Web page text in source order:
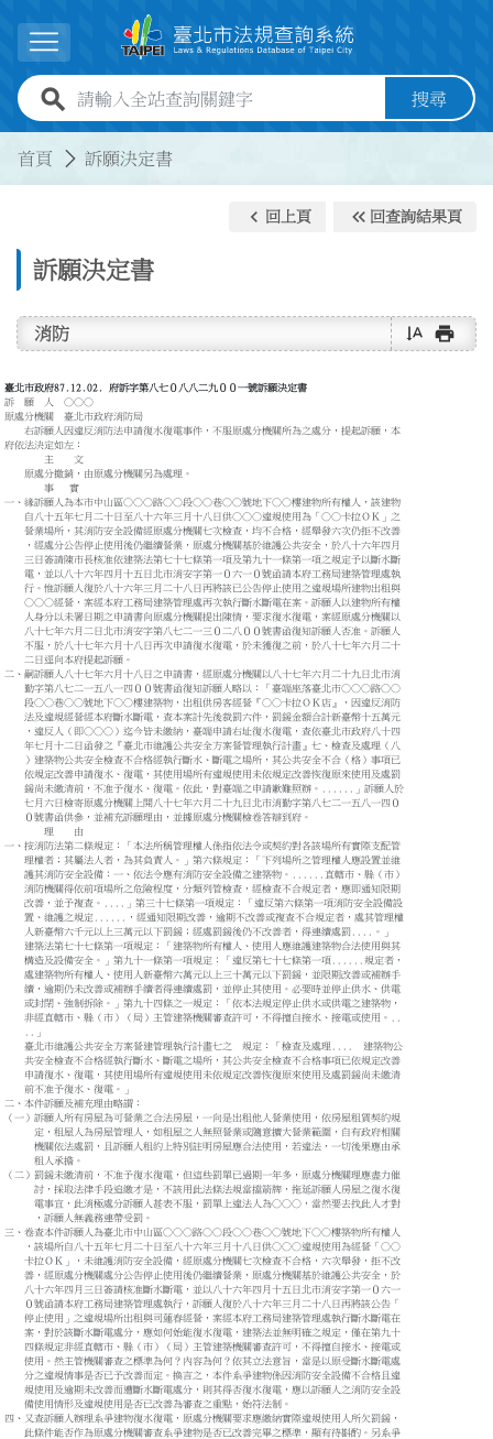
展開選單
全站查詢關鍵字欄位 搜尋
首頁 訴願決定書
訴願決定書
keyboard_arrow_left 回上頁 keyboard_double_arrow_left 回查詢結果頁
消防 text_rotate_vertical print
臺北市政府87.12.02. 府訴字第八七０八八二九００一號訴願決定書
訴 願 人 ○○○
原處分機關 臺北市政府消防局
右訴願人因違反消防法申請復水復電事件，不服原處分機關所為之處分，提起訴願，本
府依法決定如左：
主 文
原處分撤銷，由原處分機關另為處理。
事 實
一、緣訴願人為本市中山區○○○路○○段○○巷○○號地下○○樓建物所有權人，該建物
自八十五年七月二十日至八十六年三月十八日供○○○違規使用為「○○卡拉ＯＫ」之
營業場所，其消防安全設備經原處分機關七次檢查，均不合格，經舉發六次仍拒不改善
，經處分公告停止使用後仍繼續營業，原處分機關基於維護公共安全，於八十六年四月
三日簽請陳市長核准依建築法第七十七條第一項及第九十一條第一項之規定予以斷水斷
電，並以八十六年四月十五日北市消安字第一０六一０號函請本府工務局建築管理處執
行。惟訴願人復於八十六年三月二十八日再將該已公告停止使用之違規場所建物出租與
○○○經營，案經本府工務局建築管理處再次執行斷水斷電在案。訴願人以建物所有權
人身分以未署日期之申請書向原處分機關提出陳情，要求復水復電，案經原處分機關以
八十七年六月二日北市消安字第八七二一三０二八００號書函復知訴願人否准。訴願人
不服，於八十七年六月十八日再次申請復水復電，於未獲復之前，於八十七年六月二十
二日逕向本府提起訴願。
二、嗣訴願人八十七年六月十八日之申請書，經原處分機關以八十七年六月二十九日北市消
勤字第八七二一五八一四００號書函復知訴願人略以：「臺端座落臺北市○○○路○○
段○○巷○○號地下○○樓建築物，出租供房客經營『○○卡拉ＯＫ店』，因違反消防
法及違規經營經本府斷水斷電，查本案計先後裁罰六件，罰鍰金額合計新臺幣十五萬元
，違反人（即○○○）迄今皆未繳納，臺端申請右址復水復電，查依臺北市政府八十四
年七月十二日函發之『臺北市維護公共安全方案營管理執行計畫』七、檢查及處理（八
）建築物公共安全檢查不合格經執行斷水、斷電之場所，其公共安全不合（格）事項已
依規定改善申請復水、復電，其使用場所有違規使用未依規定改善恢復原來使用及處罰
鍰尚未繳清前，不准予復水、復電。依此，對臺端之申請歉難照辦。......」訴願人於
七月六日檢寄原處分機關上開八十七年六月二十九日北市消勤字第八七二一五八一四０
０號書函供參，並補充訴願理由，並據原處分機關檢卷答辯到府。
理 由
一、按消防法第二條規定：「本法所稱管理權人係指依法令或契約對各該場所有實際支配管
理權者；其屬法人者，為其負責人。」第六條規定：「下列場所之管理權人應設置並維
護其消防安全設備：一、依法令應有消防安全設備之建築物。......直轄市、縣（市）
消防機關得依前項場所之危險程度，分類列管檢查，經檢查不合規定者，應即通知限期
改善，並予複查。....」第三十七條第一項規定：「違反第六條第一項消防安全設備設
置、維護之規定......，經通知限期改善，逾期不改善或複查不合規定者，處其管理權
人新臺幣六千元以上三萬元以下罰鍰；經處罰鍰後仍不改善者，得連續處罰....。」
建築法第七十七條第一項規定：「建築物所有權人、使用人應維護建築物合法使用與其
構造及設備安全。」第九十一條第一項規定：「違反第七十七條第一項......規定者，
處建築物所有權人、使用人新臺幣六萬元以上三十萬元以下罰鍰，並限期改善或補辦手
續，逾期仍未改善或補辦手續者得連續處罰，並停止其使用。必要時並停止供水、供電
或封閉、強制拆除。」第九十四條之一規定：「依本法規定停止供水或供電之建築物，
非經直轄市、縣（市）（局）主管建築機關審查許可，不得擅自接水、接電或使用。..
..」
臺北市維護公共安全方案營建管理執行計畫七之 規定：「檢查及處理.... 建築物公
共安全檢查不合格經執行斷水、斷電之場所，其公共安全檢查不合格事項已依規定改善
申請復水、復電，其使用場所有違規使用未依規定改善恢復原來使用及處罰鍰尚未繳清
前不准予復水、復電。」
二、本件訴願及補充理由略謂：
（一）訴願人所有房屋為可營業之合法房屋，一向是出租他人營業使用，依房屋租賃契約規
定，租屋人為房屋管理人，如租屋之人無照營業或隨意擴大營業範圍，自有政府相關
機關依法處罰，且訴願人租約上特別註明房屋應合法使用，若違法，一切後果應由承
租人承擔。
（二）罰鍰未繳清前，不准予復水復電，但這些罰單已過期一年多，原處分機關理應盡力催
討，採取法律手段追繳才是，不該用此法條法規當擋箭牌，拖延訴願人房屋之復水復
電事宜，此消極處分訴願人甚表不服，罰單上違法人為○○○，當然要去找此人才對
，訴願人無義務連帶受罰。
三、卷查本件訴願人為臺北市中山區○○○路○○段○○巷○○號地下○○樓築物所有權人
，該場所自八十五年七月二十日至八十六年三月十八日供○○○違規使用為經營「○○
卡拉ＯＫ」，未維護消防安全設備，經原處分機關七次檢查不合格，六次舉發，拒不改
善，經原處分機關處分公告停止使用後仍繼續營業，原處分機關基於維護公共安全，於
八十六年四月三日簽請核准斷水斷電，並以八十六年四月十五日北市消安字第一０六一
０號函請本府工務局建築管理處執行，訴願人復於八十六年三月二十八日再將該公告「
停止使用」之違規場所出租與司蓮春經營，案經本府工務局建築管理處執行斷水斷電在
案，對於該斷水斷電處分，應如何始能復水復電，建築法並無明確之規定，僅在第九十
四條規定非經直轄市、縣（市）（局）主管建築機關審查許可，不得擅自接水、接電或
使用。然主管機關審查之標準為何？內容為何？依其立法意旨，當是以原受斷水斷電處
分之違規情事是否已予改善而定。換言之，本件系爭建物係因消防安全設備不合格且違
規使用及逾期未改善而遭斷水斷電處分，則其得否復水復電，應以訴願人之消防安全設
備使用情形及違規使用是否已改善為審查之重點，始符法制。
四、又查訴願人辦理系爭建物復水復電，原處分機關要求應繳納實際違規使用人所欠罰鍰，
此條件能否作為原處分機關審查系爭建物是否已改善完畢之標準，顯有待斟酌。另系爭